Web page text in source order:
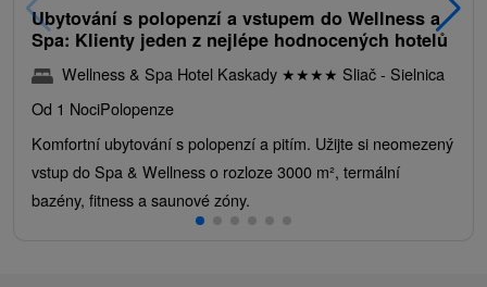
Ubytování s polopenzí a vstupem do Wellness a
Spa: Klienty jeden z nejlépe hodnocených hotelů
Wellness & Spa Hotel Kaskady ★★★★ Sliač - Sielnica
Od 1 NociPolopenze
Komfortní ubytování s polopenzí a pitím. Užijte si neomezený
vstup do Spa & Wellness o rozloze 3000 m², termální
bazény, fitness a saunové zóny.